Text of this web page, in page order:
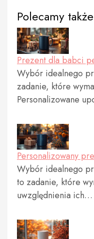
Polecamy także
Prezent dla babci
Wybór idealnego
zadanie, które
Personalizowane
Personalizowany
Wybór idealnego
to zadanie, które
uwzględnienia ich…